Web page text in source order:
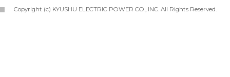
Copyright (c) KYUSHU ELECTRIC POWER CO., INC. All Rights Reserved.